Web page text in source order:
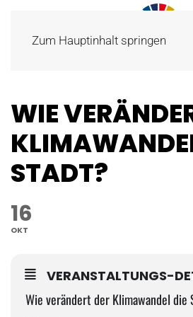
Zum Hauptinhalt springen
WIE
STADT?
16
OKT
VERANSTALTUNGS-
Wie verändert der Klimawandel die